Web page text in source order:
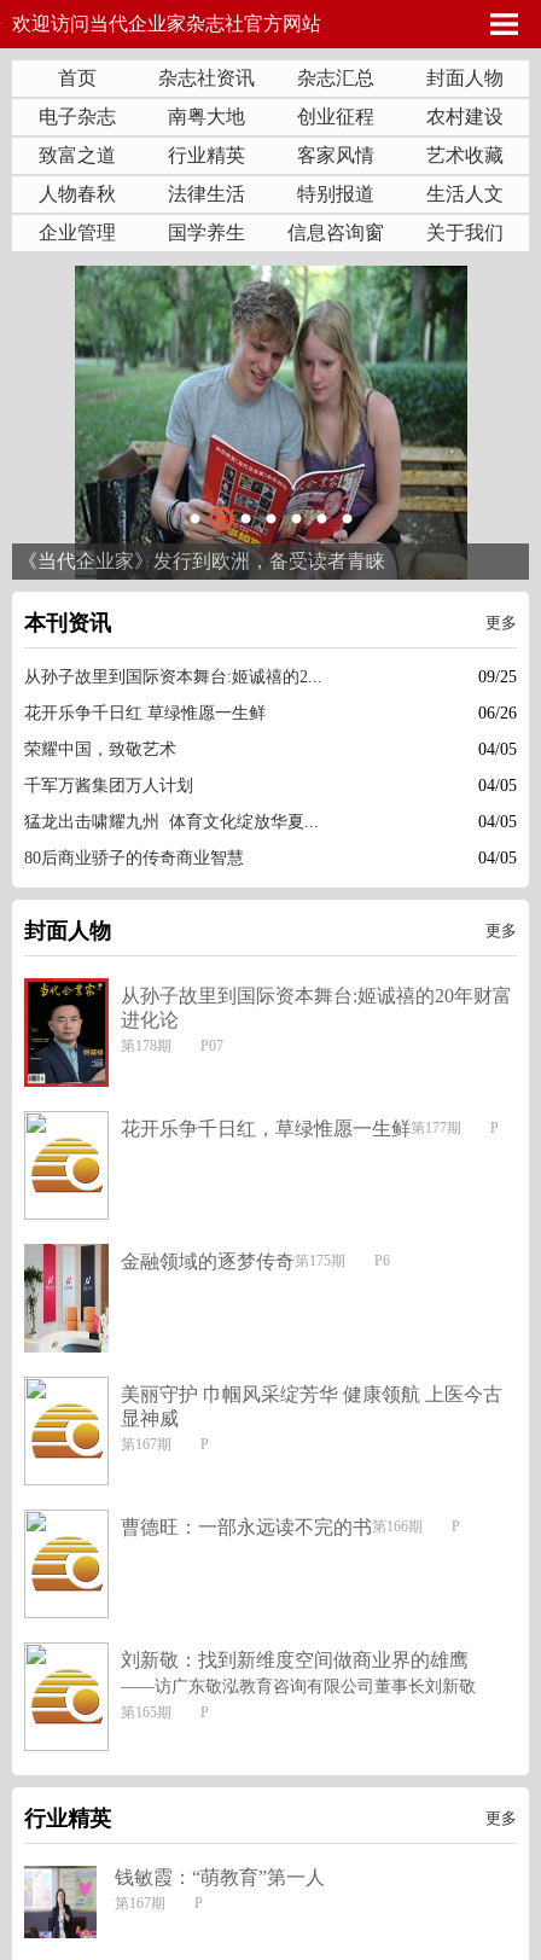
欢迎访问当代企业家杂志社官方网站
首页 杂志社资讯 杂志汇总
封面人物
电子杂志
南粤大地 创业征程
农村建设
致富之道
行业精英 客家风情
艺术收藏
人物春秋
法律生活 特别报道
生活人文
企业管理
国学养生 信息咨询窗 关于我们
，备受读者青睐 周玉书中将亲临我社指导
本刊资讯 更多
09/25
从孙子故里到国际资本舞台:姬诚禧的2...
06/26
花开乐争千日红 草绿惟愿一生鲜
04/05
荣耀中国，致敬艺术
04/05
千军万酱集团万人计划
04/05
猛龙出击啸耀九州 体育文化绽放华夏...
04/05
80后商业骄子的传奇商业智慧
封面人物 更多
从孙子故里到国际资本舞台:姬诚禧的20年财富
进化论
第178期 P07
花开乐争千日红，草绿惟愿一生鲜第177期 P
金融领域的逐梦传奇第175期 P6
美丽守护 巾帼风采绽芳华 健康领航 上医今古
显神威
第167期 P
曹德旺：一部永远读不完的书第166期 P
刘新敬：找到新维度空间做商业界的雄鹰
——访广东敬泓教育咨询有限公司董事长刘新敬
第165期 P
行业精英 更多
钱敏霞：“萌教育”第一人
第167期 P